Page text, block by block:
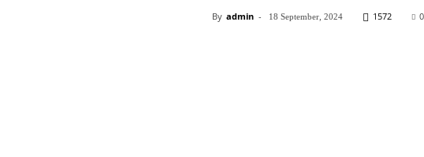
By admin - 18 September, 2024 1572 0